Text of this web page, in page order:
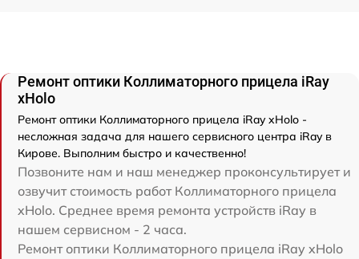
Ремонт оптики Коллиматорного прицела iRay
xHolo
Ремонт оптики Коллиматорного прицела iRay xHolo -
несложная задача для нашего сервисного центра iRay в
Кирове. Выполним быстро и качественно!
Позвоните нам и наш менеджер проконсультирует и
озвучит стоимость работ Коллиматорного прицела
xHolo. Среднее время ремонта устройств iRay в
нашем сервисном - 2 часа.
Ремонт оптики Коллиматорного прицела iRay xHolo